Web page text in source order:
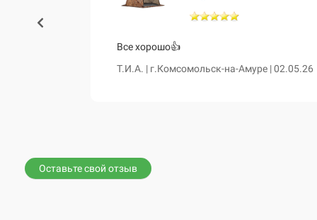
Все хорошо👍
Т.И.А. | г.Комсомольск-на-Амуре | 02.05.26
Оставьте свой отзыв